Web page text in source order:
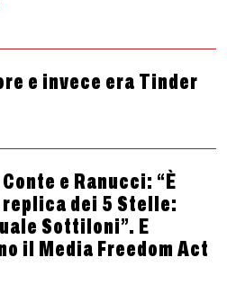
e invece era Tinder
e Ranucci: “È
dei 5 Stelle:
Sottiloni”. E
il Media Freedom Act